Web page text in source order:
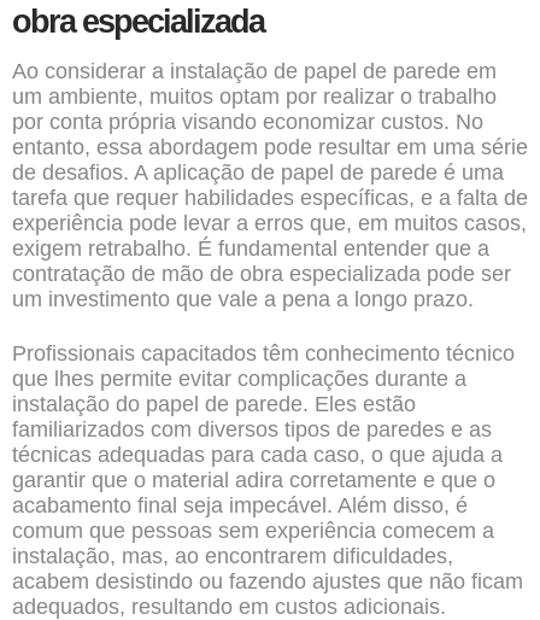
obra especializada
Ao considerar a instalação de papel de parede em
um ambiente, muitos optam por realizar o trabalho
por conta própria visando economizar custos. No
entanto, essa abordagem pode resultar em uma série
de desafios. A aplicação de papel de parede é uma
tarefa que requer habilidades específicas, e a falta de
experiência pode levar a erros que, em muitos casos,
exigem retrabalho. É fundamental entender que a
contratação de mão de obra especializada pode ser
um investimento que vale a pena a longo prazo.
Profissionais capacitados têm conhecimento técnico
que lhes permite evitar complicações durante a
instalação do papel de parede. Eles estão
familiarizados com diversos tipos de paredes e as
técnicas adequadas para cada caso, o que ajuda a
garantir que o material adira corretamente e que o
acabamento final seja impecável. Além disso, é
comum que pessoas sem experiência comecem a
instalação, mas, ao encontrarem dificuldades,
acabem desistindo ou fazendo ajustes que não ficam
adequados, resultando em custos adicionais.